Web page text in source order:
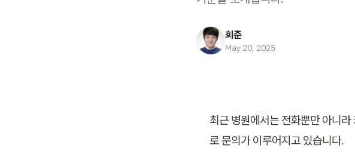
희준
May 20, 2025
최근 병원에서는 전화뿐만 아니
로 문의가 이루어지고 있습니다.